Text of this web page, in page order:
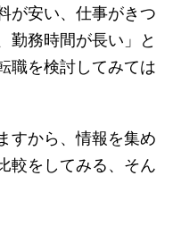
が安い、仕事がきつ
勤務時間が長い」と
職を検討してみては
すから、情報を集め
較をしてみる、そん